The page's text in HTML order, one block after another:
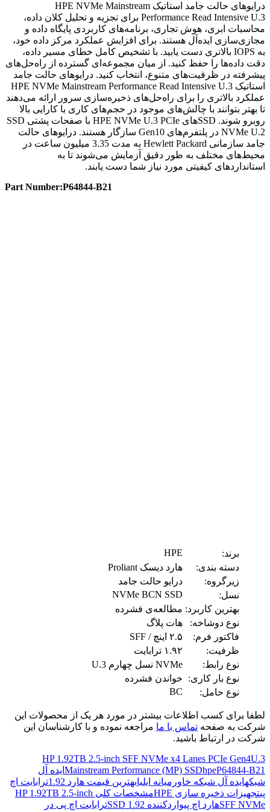
درایوهای حالت جامد استاتیک HPE NVMe Mainstream
Performance Read Intensive U.3 برای تجزیه و تحلیل کلان داده،
محاسبات ابری، هوش تجاری، برنامه‌های کاربردی پایگاه داده و
مجازی‌سازی ایده‌آل هستند. برای افزایش عملکرد مرکز داده خود،
به IOPS بالاتری دست یابید. با تشخیص کامل خطای مسیر داده،
دقت داده‌ها را حفظ کنید. از میان مجموعه‌ای گسترده از راه‌حل‌های
پیشرفته در ظرفیت‌های متنوع، انتخاب کنید. درایوهای حالت جامد
استاتیک HPE NVMe Mainstream Performance Read Intensive U.3
عملکرد بالاتری را برای راه‌حل‌های ذخیره‌سازی سرور ارائه می‌دهند
تا بهتر بتوانند با چالش‌های موجود در حجم‌های کاری با کارایی بالا
روبرو شوند. SSDهای HPE NVMe U.3 PCIe با صفحات پشتی SSD
NVMe U.2 در پلتفرم‌های Gen10 سازگار هستند. درایوهای حالت
جامد سازمانی Hewlett Packard به مدت 3.35 میلیون ساعت در
محیط‌های مختلف به طور دقیق آزمایش می‌شوند تا به
استانداردهای کیفیتی مورد نیاز شما دست یابند.
Part Number:P64844-B21
برند:
HPE
دسته بندی:
هارد دیسک Proliant
زیرگروه:
درایو حالت جامد
نسل:
NVMe BCN SSD
بهترین کاربرد: مطالعه‌ی فشرده
نوع دوشاخه:
هات پلاگ
فاکتور فرم:
۲.۵ اینچ / SFF
ظرفیت:
۱.۹۲ ترابایت
نوع رابط:
NVMe نسل چهارم U.3
نوع بار کاری:
خواندن فشرده
نوع حامل:
BC
لطفا برای کسب اطلاعات بیشتر در مورد هر یک از محصولات این
شرکت به صفحه تماس با ما مراجعه نموده و با کارشناسان این
شرکت در ارتباط باشید.
HP 1.92TB 2.5-inch SFF NVMe x4 Lanes PCIe Gen4U.3
Mainstream Performance (MP) SSDhpeP64844-B21
ایده آل
شبکهایده آل شبکه خاورمیانه ایلیا
بهترین قیمت هارد 1.92ترابایت اچ
پیتجهیزات ذخیره سازی HPE
مشخصات کلی HP 1.92TB 2.5-inch
SFF NVMeهارد اچ پی
واردکننده SSD 1.92ترابایت اچ پی در